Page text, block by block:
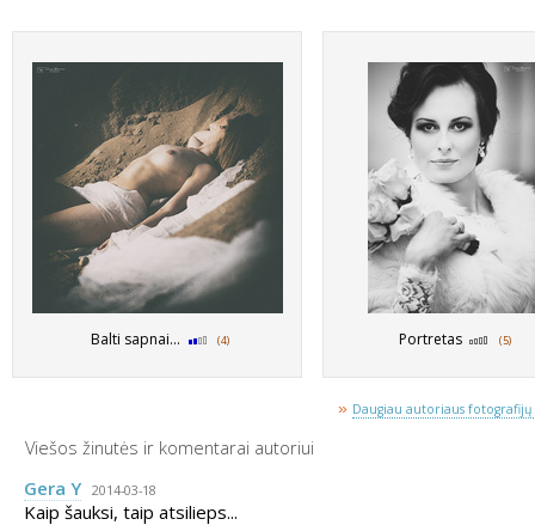
Balti sapnai... (4) Portretas (5)
» Daugiau autoriaus fotografijų
Viešos žinutės ir komentarai autoriui
Gera Y 2014-03-18
Kaip šauksi, taip atsilieps...